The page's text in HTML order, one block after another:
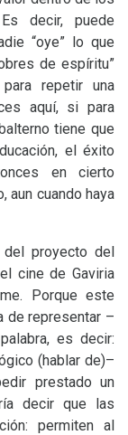
decir, puede
“oye” lo que
de espíritu”
repetir una
aquí, si para
tiene que
el éxito
en cierto
aun cuando haya
proyecto del
cine de Gaviria
Porque este
de representar –
es decir:
(hablar de)–
prestado un
decir que las
permiten al